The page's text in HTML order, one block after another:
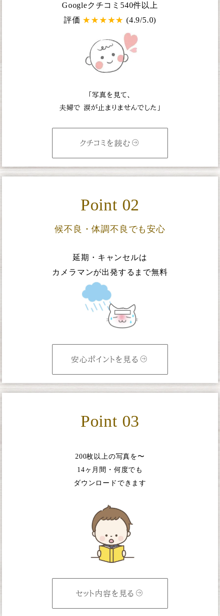
Googleクチコミ540件以上
評価 ★★★★★(4.9/5.0)
「写真を見て、
夫婦で 涙が止まりませんでした」
クチコミを読む
Point 02
候不良・体調不良でも安心
延期・キャンセルは
カメラマンが出発するまで無料
安心ポイントを見る
Point 03
200枚以上の写真を〜
14ヶ月間・何度でも
ダウンロードできます
セット内容を見る